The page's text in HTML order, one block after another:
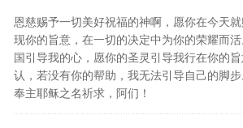
恩慈赐予一切美好祝福的神啊，愿你在今天
现你的旨意，在一切的决定中为你的荣耀而
国引导我的心，愿你的圣灵引导我行在你的
认，若没有你的帮助，我无法引导自己的脚步
奉主耶稣之名祈求，阿们！